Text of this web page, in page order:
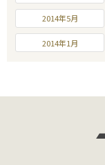
2014年5月
2014年1月